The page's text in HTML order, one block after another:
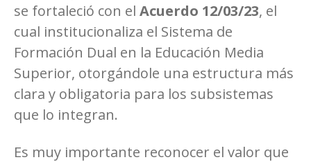
se fortaleció con el Acuerdo 12/03/23, el
cual institucionaliza el Sistema de
Formación Dual en la Educación Media
Superior, otorgándole una estructura más
clara y obligatoria para los subsistemas
que lo integran.
Es muy importante reconocer el valor que